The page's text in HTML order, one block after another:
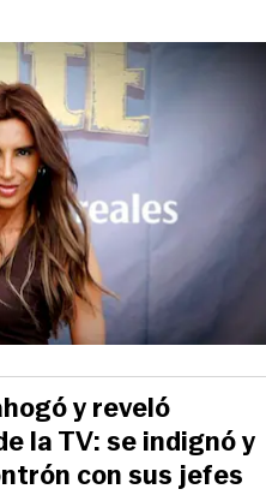
y reveló
la TV: se indignó y
con sus jefes